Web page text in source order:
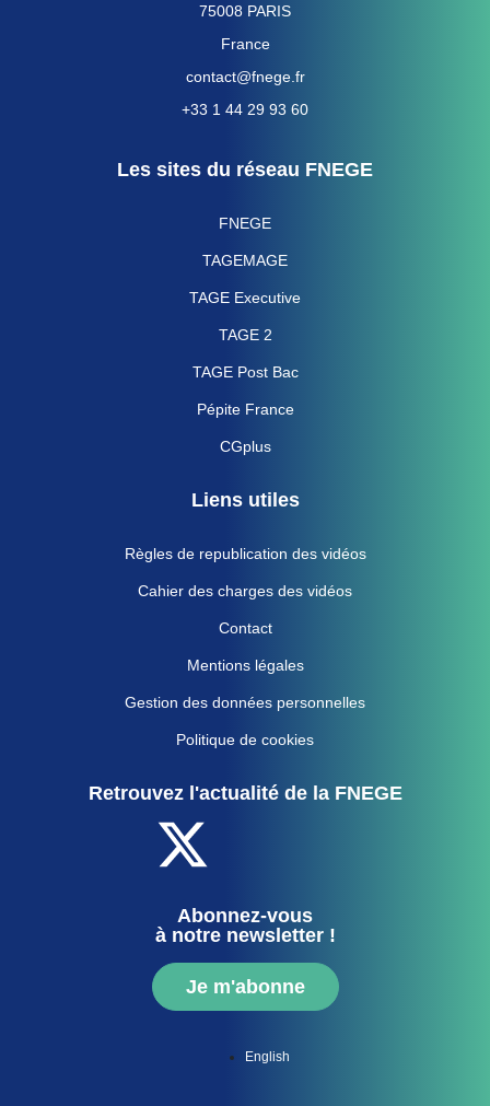
75008 PARIS
France
contact@fnege.fr
+33 1 44 29 93 60
Les sites du réseau FNEGE
FNEGE
TAGEMAGE
TAGE Executive
TAGE 2
TAGE Post Bac
Pépite France
CGplus
Liens utiles
Règles de republication des vidéos
Cahier des charges des vidéos
Contact
Mentions légales
Gestion des données personnelles
Politique de cookies
Retrouvez l'actualité de la FNEGE
Abonnez-vous
à notre newsletter !
Je m'abonne
English